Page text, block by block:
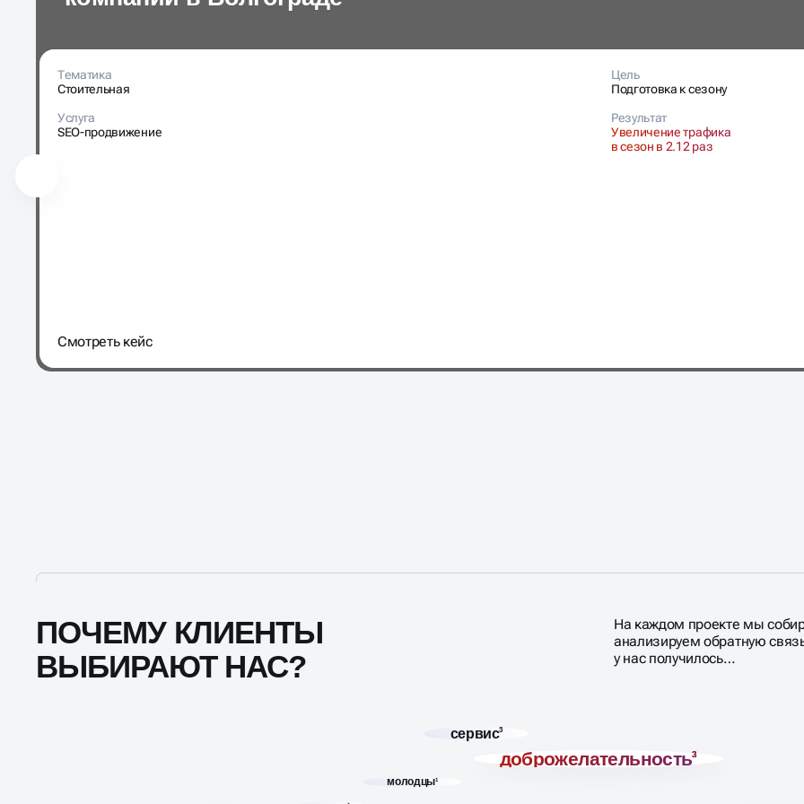
Тематика
Стоительная
Цель
Подготовка к сезону
Услуга
SEO-продвижение
Результат
Увеличение трафика
в сезон в 2.12 раз
Cмотреть кейс
ПОЧЕМУ КЛИЕНТЫ
ВЫБИРАЮТ НАС?
На каждом проекте мы
анализируем обратную
у нас получилось…
доброжелательность3
сервис3
молодцы1